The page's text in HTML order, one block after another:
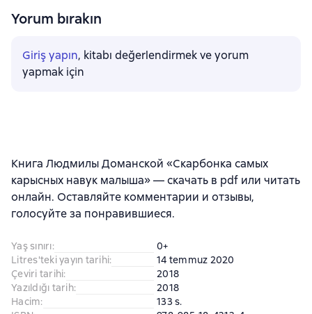
Yorum bırakın
Giriş yapın, kitabı değerlendirmek ve yorum
yapmak için
Книга Людмилы Доманской «Скарбонка самых
карысных навук малыша» — скачать в pdf или читать
онлайн. Оставляйте комментарии и отзывы,
голосуйте за понравившиеся.
Yaş sınırı:
0+
Litres'teki yayın tarihi:
14 temmuz 2020
Çeviri tarihi:
2018
Yazıldığı tarih:
2018
Hacim:
133 s.